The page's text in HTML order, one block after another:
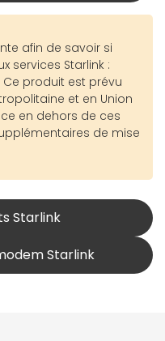
afin de savoir si
services Starlink :
produit est prévu
et en Union
en dehors de ces
de mise
Starlink
Starlink